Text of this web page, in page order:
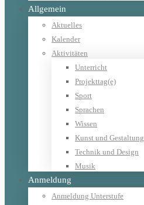
Allgemein
Aktuelles
Kalender
Aktivitäten
Unterricht
Projekttag(e)
Sport
Sprachen
Wissen
Kunst und Gestaltung
Technik und Design
Musik
Anmeldung
Anmeldung Unterstufe